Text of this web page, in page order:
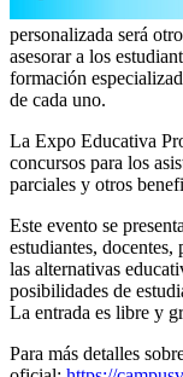
personalizada será
asesorar a los
formación
de cada uno.
La Expo Educativa
concursos para los
parciales y otros
Este evento se
estudiantes,
las alternativas
posibilidades de
La entrada es libre y
Para más detalles